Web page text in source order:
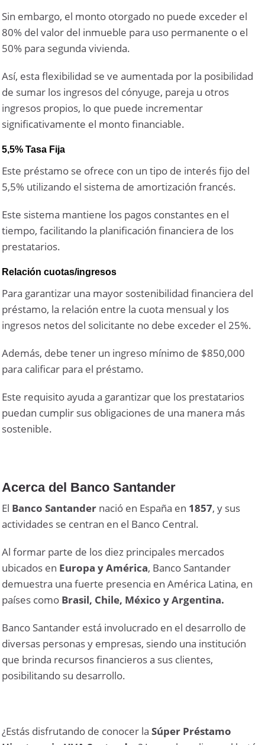
Sin embargo, el monto otorgado no puede exceder el
80% del valor del inmueble para uso permanente o el
50% para segunda vivienda.
Así, esta flexibilidad se ve aumentada por la posibilidad
de sumar los ingresos del cónyuge, pareja u otros
ingresos propios, lo que puede incrementar
significativamente el monto financiable.
5,5% Tasa Fija
Este préstamo se ofrece con un tipo de interés fijo del
5,5% utilizando el sistema de amortización francés.
Este sistema mantiene los pagos constantes en el
tiempo, facilitando la planificación financiera de los
prestatarios.
Relación cuotas/ingresos
Para garantizar una mayor sostenibilidad financiera del
préstamo, la relación entre la cuota mensual y los
ingresos netos del solicitante no debe exceder el 25%.
Además, debe tener un ingreso mínimo de $850,000
para calificar para el préstamo.
Este requisito ayuda a garantizar que los prestatarios
puedan cumplir sus obligaciones de una manera más
sostenible.
Acerca del Banco Santander
El Banco Santander nació en España en 1857, y sus
actividades se centran en el Banco Central.
Al formar parte de los diez principales mercados
ubicados en Europa y América, Banco Santander
demuestra una fuerte presencia en América Latina, en
países como Brasil, Chile, México y Argentina.
Banco Santander está involucrado en el desarrollo de
diversas personas y empresas, siendo una institución
que brinda recursos financieros a sus clientes,
posibilitando su desarrollo.
¿Estás disfrutando de conocer laSúper Préstamo